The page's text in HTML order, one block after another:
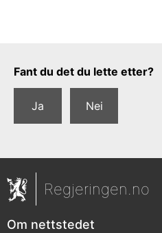
Tilbakemeldingsskjema
Fant du det du lette etter?
Ja Nei
Regjeringen.no
Om nettstedet